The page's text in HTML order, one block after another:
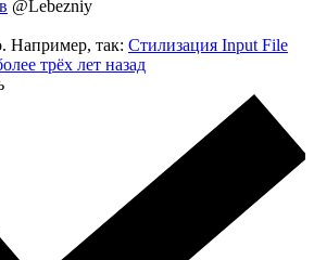
@Lebezniy
Например, так: Стилизация Input File
трёх лет назад